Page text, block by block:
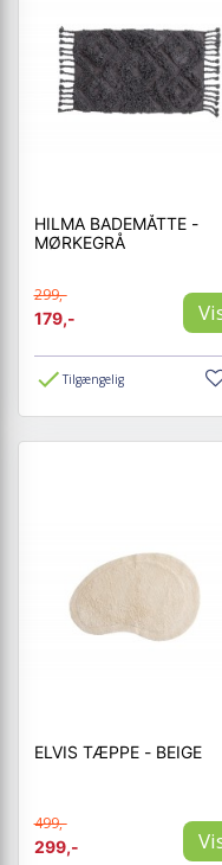
HILMA BADEMÅTTE -
MØRKEGRÅ
299,-
179,-
Tilgængelig
ELVIS TÆPPE - BEIGE
499,-
299,-